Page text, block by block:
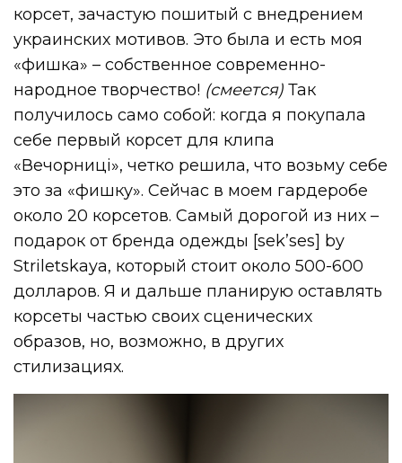
корсет, зачастую пошитый с внедрением
украинских мотивов. Это была и есть моя
«фишка» – собственное современно-
народное творчество! (смеется) Так
получилось само собой: когда я покупала
себе первый корсет для клипа
«Вечорниці», четко решила, что возьму себе
это за «фишку». Сейчас в моем гардеробе
около 20 корсетов. Самый дорогой из них –
подарок от бренда одежды [sek’ses] by
Striletskayа, который стоит около 500-600
долларов. Я и дальше планирую оставлять
корсеты частью своих сценических
образов, но, возможно, в других
стилизациях.